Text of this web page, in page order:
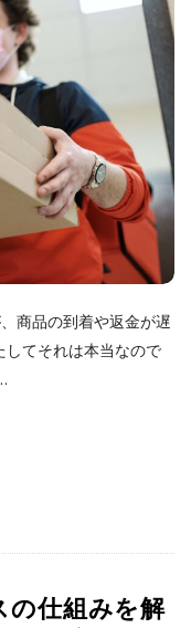
商品の到着や返金が遅
してそれは本当なので
仕組みを解